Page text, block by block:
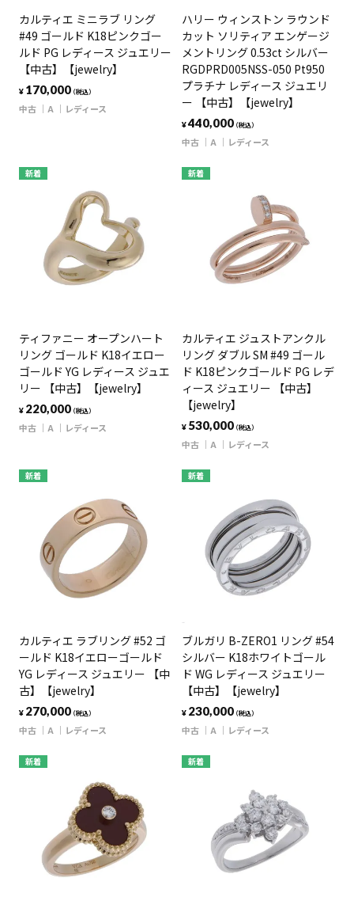
カルティエ ミニラブ リング
#49 ゴールド K18ピンクゴー
ルド PG レディース ジュエリー
【中古】【jewelry】
¥ 170,000（税込）
中古 A レディース
ハリー ウィンストン ラウンド
カット ソリティア エンゲージ
メントリング 0.53ct シルバー
RGDPRD005NSS-050 Pt950
プラチナ レディース ジュエリ
ー 【中古】【jewelry】
¥440,000（税込）
中古 A レディース
新着
ティファニー オープンハート
リング ゴールド K18イエロー
ゴールド YG レディース ジュエ
リー 【中古】【jewelry】
¥ 220,000（税込）
中古 A レディース
新着
カルティエ ジュストアンクル
リング ダブル SM #49 ゴール
ド K18ピンクゴールド PG レデ
ィース ジュエリー 【中古】
【jewelry】
¥ 530,000（税込）
中古 A レディース
新着
カルティエ ラブリング #52 ゴ
ールド K18イエローゴールド
YG レディース ジュエリー 【中
古】【jewelry】
¥ 270,000（税込）
中古 A レディース
新着
ブルガリ B-ZERO1 リング #54
シルバー K18ホワイトゴール
ド WG レディース ジュエリー
【中古】【jewelry】
¥ 230,000（税込）
中古 A レディース
新着 新着